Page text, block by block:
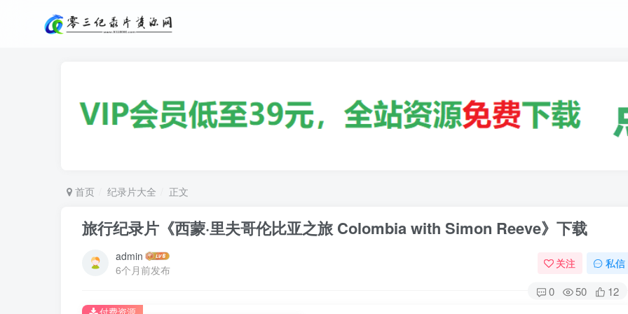
首页 纪录片大全 正文
旅行纪录片《西蒙·里夫哥伦比亚之旅 Colombia with Simon Reeve》下载
admin
6个月前发布
关注 私信
0 50 12